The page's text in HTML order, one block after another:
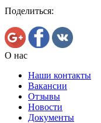
Поделиться:
О нас
Наши контакты
Вакансии
Отзывы
Новости
Документы